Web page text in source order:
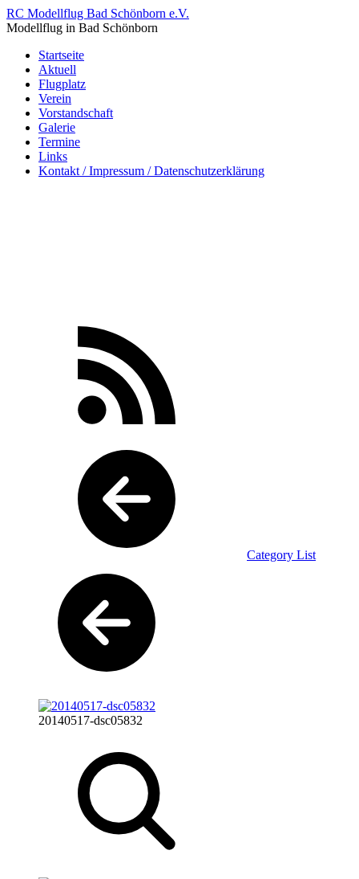
RC Modellflug Bad Schönborn e.V.
Modellflug in Bad Schönborn
Startseite
Aktuell
Flugplatz
Verein
Vorstandschaft
Galerie
Termine
Links
Kontakt / Impressum / Datenschutzerklärung
Category List
20140517-dsc05832